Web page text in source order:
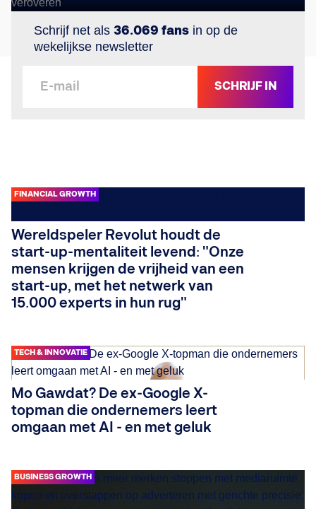
Schrijf net als 36.069 fans in op de
wekelijkse newsletter
SCHRIJF IN
FINANCIAL GROWTH
Wereldspeler Revolut houdt de
start-up-mentaliteit levend: "Onze
mensen krijgen de vrijheid van een
start-up, met het netwerk van
15.000 experts in hun rug"
TECH & INNOVATIE
Mo Gawdat? De ex-Google X-
topman die ondernemers leert
omgaan met AI - en met geluk
BUSINESS GROWTH